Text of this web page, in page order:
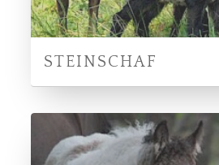
STEINSCHAF